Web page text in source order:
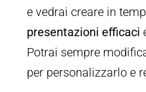
e vedrai creare in
presentazioni efficaci
Potrai sempre
per personalizzarlo e